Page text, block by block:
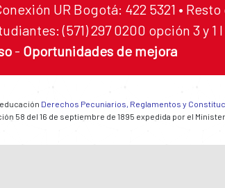
UR Bogotá: 422 5321 • Resto
(571) 297 0200 opción 3 y 1
- Oportunidades de mejora
Derechos Pecuniarios, Reglamentos y
58 del 16 de septiembre de 1895 expedida por el